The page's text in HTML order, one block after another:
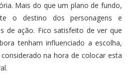
Mais do que um plano de fundo,
o destino dos personagens e
de ação. Fico satisfeito de ver que
tenham influenciado a escolha,
na hora de colocar esta